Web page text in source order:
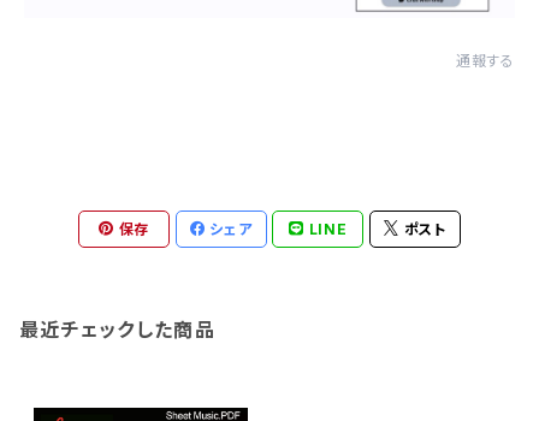
通報する
保存 シェア LINE ポスト
最近チェックした商品